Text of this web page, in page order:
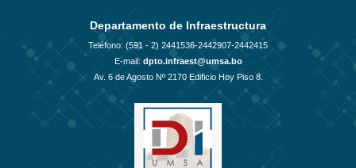
Departamento de Infraestructura
Teléfono: (591 - 2) 2441536-2442907-2442415
E-mail: dpto.infraest@umsa.bo
Av. 6 de Agosto Nº 2170 Edificio Hoy Piso 8.